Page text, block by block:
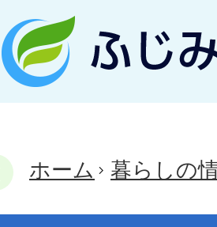
ホーム 暮らしの